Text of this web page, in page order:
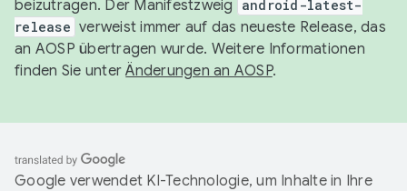
beizutragen. Der Manifestzweig
android-latest-
release verweist immer auf das neueste Release, das
an AOSP übertragen wurde. Weitere Informationen
finden Sie unterÄnderungen an AOSP.
Google verwendet KI-Technologie, um Inhalte in Ihre